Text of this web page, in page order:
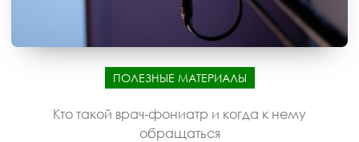
ПОЛЕЗНЫЕ МАТЕРИАЛЫ
Кто такой врач-фониатр и когда к нему
обращаться